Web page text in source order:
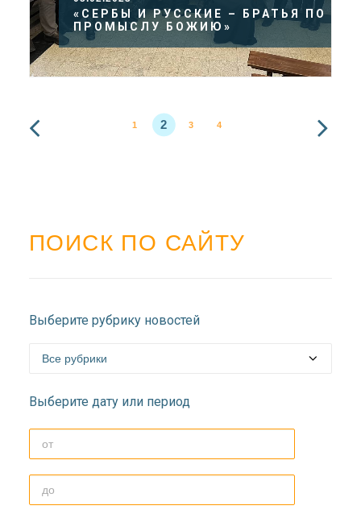
«СЕРБЫ И РУССКИЕ – БРАТЬЯ ПО
ПРОМЫСЛУ БОЖИЮ»
1 2 3 4
ПОИСК ПО САЙТУ
Выберите рубрику новостей
Выберите дату или период